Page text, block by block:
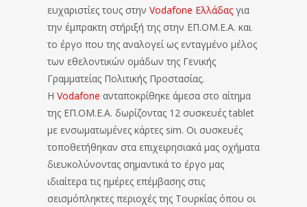
ευχαριστίες τους στην Vodafone Ελλάδας για
την έμπρακτη στήριξή της στην ΕΠ.ΟΜ.Ε.Α. και
το έργο που της αναλογεί ως ενταγμένο μέλος
των εθελοντικών ομάδων της Γενικής
Γραμματείας Πολιτικής Προστασίας.
Η Vodafone ανταποκρίθηκε άμεσα στο αίτημα
της ΕΠ.ΟΜ.Ε.Α. δωρίζοντας 12 συσκευές tablet
με ενσωματωμένες κάρτες sim. Οι συσκευές
τοποθετήθηκαν στα επιχειρησιακά μας οχήματα
διευκολύνοντας σημαντικά το έργο μας
ιδιαίτερα τις ημέρες επέμβασης στις
σεισμόπληκτες περιοχές της Τουρκίας όπου οι